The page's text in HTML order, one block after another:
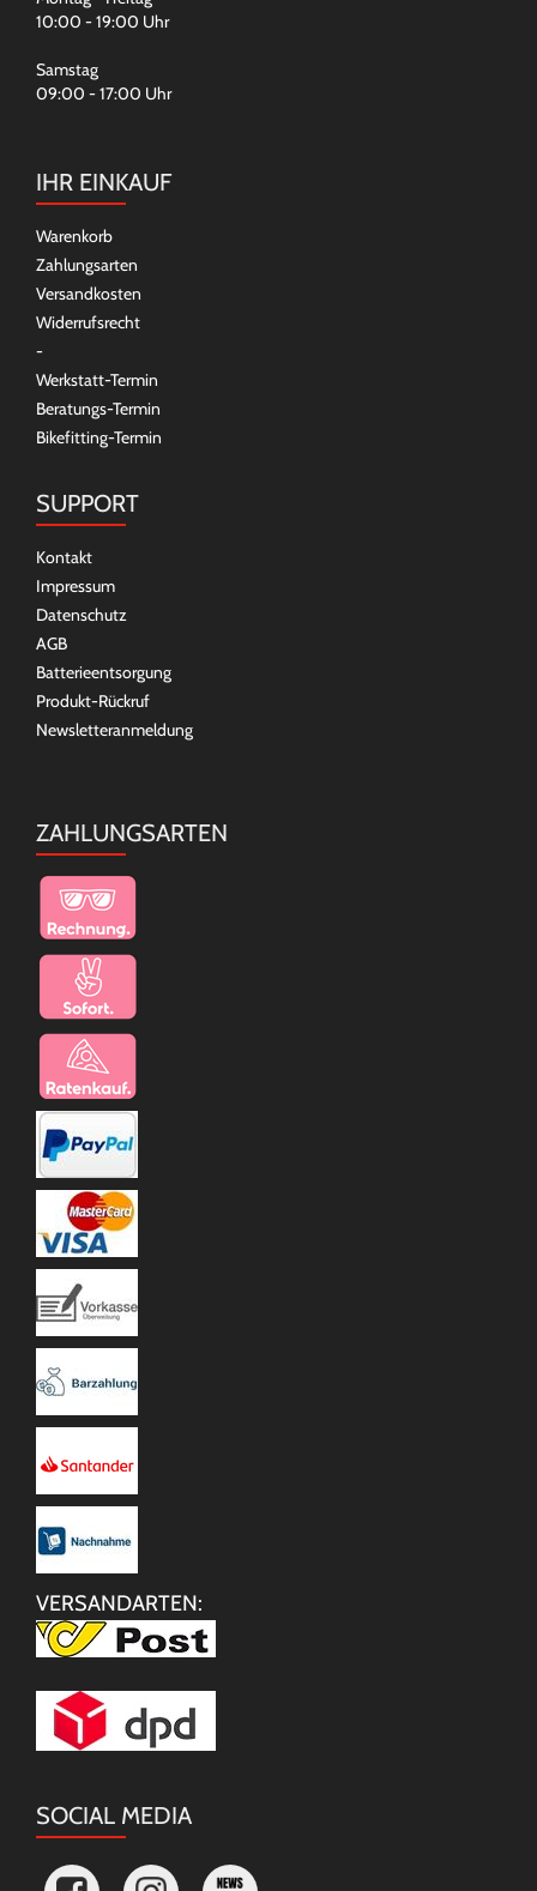
10:00 - 19:00 Uhr
Samstag
09:00 - 17:00 Uhr
IHR EINKAUF
Warenkorb
Zahlungsarten
Versandkosten
Widerrufsrecht
-
Werkstatt-Termin
Beratungs-Termin
Bikefitting-Termin
SUPPORT
Kontakt
Impressum
Datenschutz
AGB
Batterieentsorgung
Produkt-Rückruf
Newsletteranmeldung
ZAHLUNGSARTEN
VERSANDARTEN:
SOCIAL MEDIA